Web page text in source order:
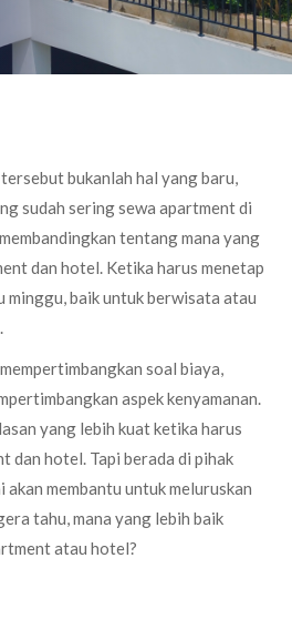
bukanlah hal yang baru,
sudah sering sewa apartment di
tentang mana yang
dan hotel. Ketika harus menetap
minggu, baik untuk berwisata atau
soal biaya,
aspek kenyamanan.
yang lebih kuat ketika harus
dan hotel. Tapi berada di pihak
akan membantu untuk meluruskan
tahu, mana yang lebih baik
atau hotel?